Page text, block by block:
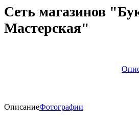
Сеть магазинов
Мастерская"
ОписаниеФотографии